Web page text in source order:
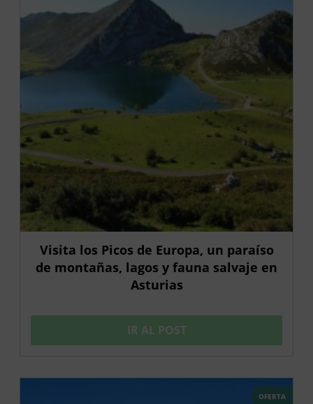
Visita los Picos de Europa, un paraíso
de montañas, lagos y fauna salvaje en
Asturias
IR AL POST
OFERTA